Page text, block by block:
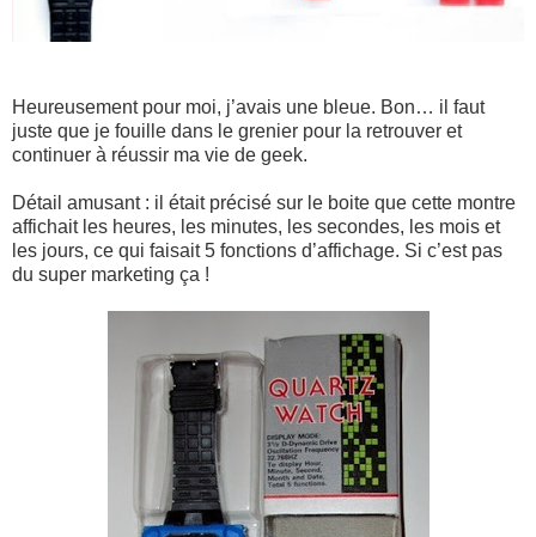
Heureusement pour moi, j’avais une bleue. Bon… il faut
juste que je fouille dans le grenier pour la retrouver et
continuer à réussir ma vie de geek.
Détail amusant : il était précisé sur le boite que cette montre
affichait les heures, les minutes, les secondes, les mois et
les jours, ce qui faisait 5 fonctions d’affichage. Si c’est pas
du super marketing ça !